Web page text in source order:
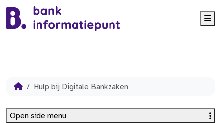
Hulp bij Digitale Bankzaken
Open side menu